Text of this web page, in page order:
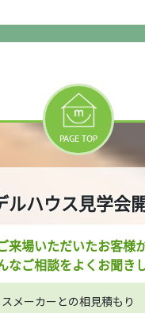
PAGE TOP
ルハウス見学会
来場いただいたお客様
なご相談をよくお聞き
スメーカーとの相見積もり